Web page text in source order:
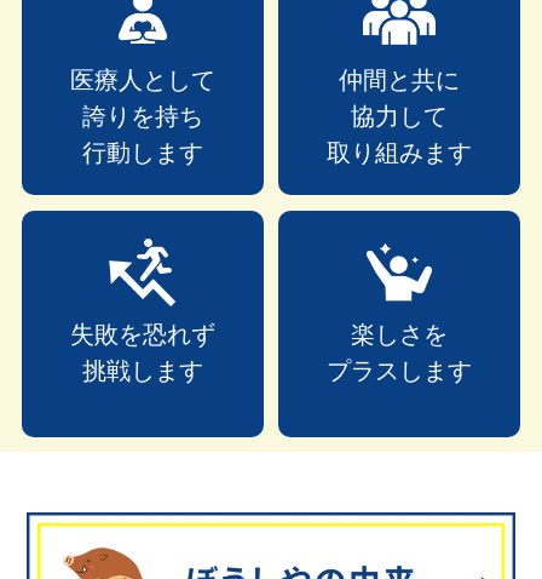
医療人として
誇りを持ち
行動します
仲間と共に
協力して
取り組みます
失敗を恐れず
挑戦します
楽しさを
プラスします